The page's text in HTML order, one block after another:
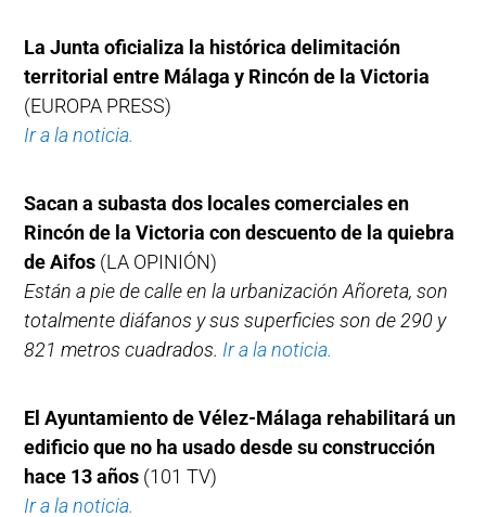
La Junta oficializa la histórica delimitación
territorial entre Málaga y Rincón de la Victoria
(EUROPA PRESS)
Ir a la noticia.
Sacan a subasta dos locales comerciales en
Rincón de la Victoria con descuento de la quiebra
de Aifos (LA OPINIÓN)
Están a pie de calle en la urbanización Añoreta, son
totalmente diáfanos y sus superficies son de 290 y
821 metros cuadrados. Ir a la noticia.
El Ayuntamiento de Vélez-Málaga rehabilitará un
edificio que no ha usado desde su construcción
hace 13 años (101 TV)
Ir a la noticia.